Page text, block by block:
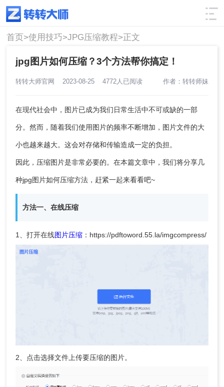
使用技巧 筛选
首页>使用技巧>JPG压缩教程>正文
jpg图片如何压缩？3个方法帮你搞定！
转转大师官网 2023-08-25 4772人已阅读 作者：转转师妹
在现代社会中，图片已成为我们日常生活中不可或缺的一部
分。然而，随着我们使用图片的频率不断增加，图片文件的大
小也越来越大。这会对存储和传输造成一定的负担。
因此，压缩图片是非常必要的。在本篇文章中，我们将分享几
种jpg图片如何压缩方法，赶紧一起来看看吧~
方法一、在线压缩
1、打开在线图片压缩 ：https://pdftoword.55.la/imgcompress/
2、点击选择文件上传要压缩的图片。